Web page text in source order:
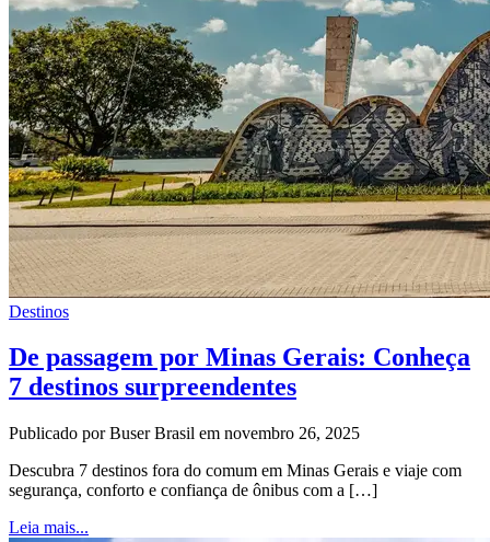
Destinos
De passagem por Minas Gerais: Conheça
7 destinos surpreendentes
Publicado por Buser Brasil em novembro 26, 2025
Descubra 7 destinos fora do comum em Minas Gerais e viaje com
segurança, conforto e confiança de ônibus com a […]
Leia mais...